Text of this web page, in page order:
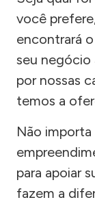
você
encontrará
seu negócio
por nossas
temos a
Não
para apoiar
fazem a